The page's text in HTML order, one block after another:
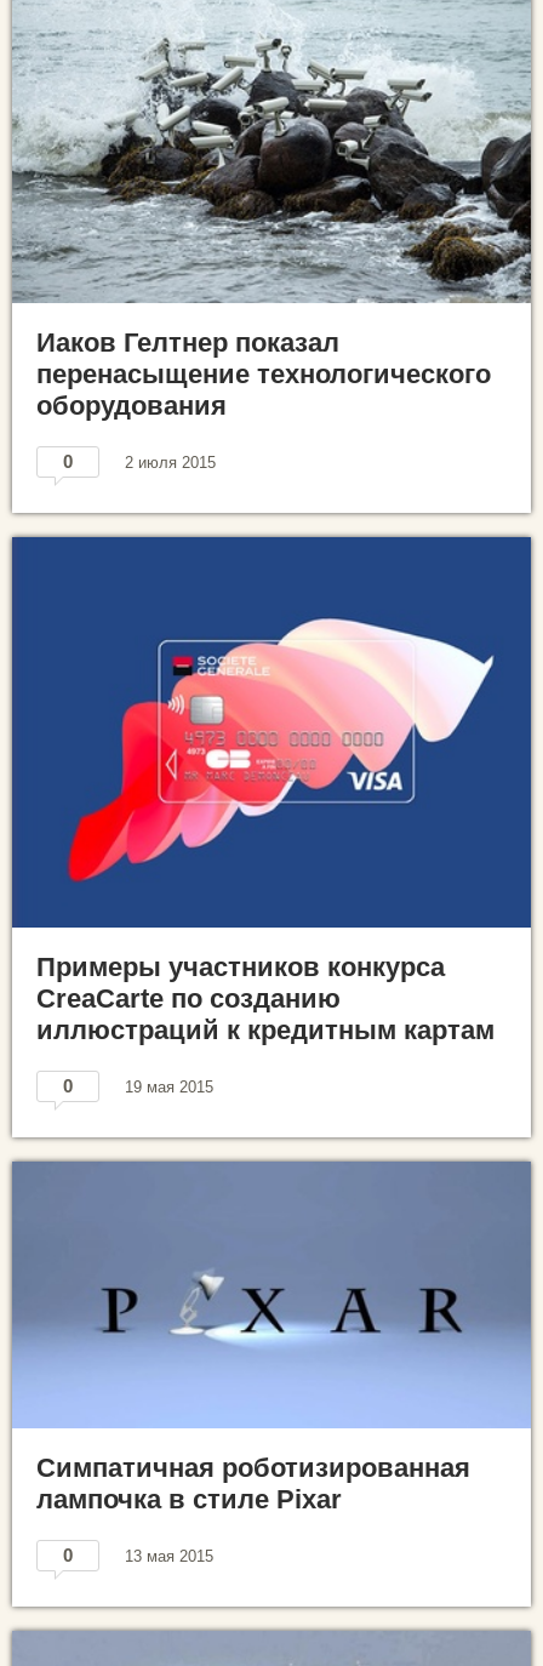
Иаков Гелтнер показал
перенасыщение технологического
оборудования
0 2 июля 2015
Примеры участников конкурса
CreaCarte по созданию
иллюстраций к кредитным картам
0 19 мая 2015
Симпатичная роботизированная
лампочка в стиле Pixar
0 13 мая 2015